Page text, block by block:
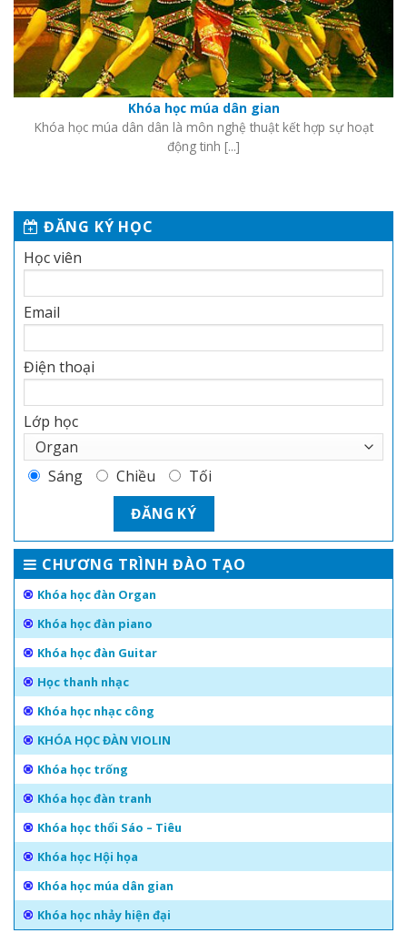
ĐĂNG KÝ HỌC
Học viên
Email
Điện thoại
Lớp học
Sáng Chiều Tối
CHƯƠNG TRÌNH ĐÀO TẠO
Khóa học đàn Organ
Khóa học đàn piano
Khóa học đàn Guitar
Học thanh nhạc
Khóa học nhạc công
KHÓA HỌC ĐÀN VIOLIN
Khóa học trống
Khóa học đàn tranh
Khóa học thổi Sáo – Tiêu
Khóa học Hội họa
Khóa học múa dân gian
Khóa học nhảy hiện đại
Khóa học múa dân gian
Khóa học múa dân dân là môn nghệ thuật kết hợp sự hoạt
động tinh [...]